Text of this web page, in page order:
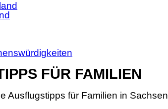
FÜR FAMILIEN
Ausflugstipps für Familien in Sachsen